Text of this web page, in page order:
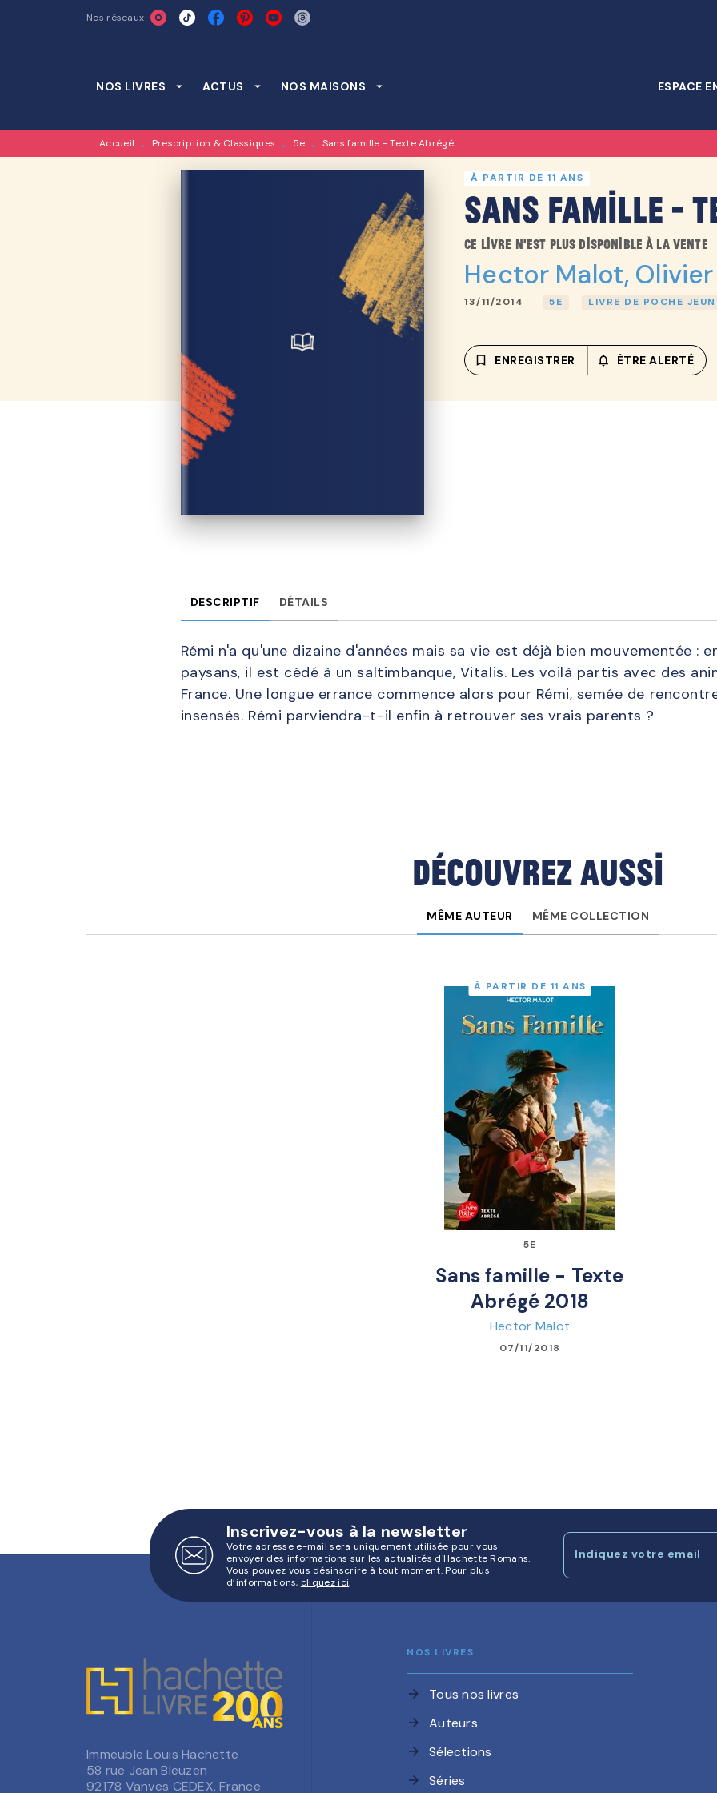
RECHERCHE CONTENU
Nos réseaux
NOS LIVRES arrow_drop_down ACTUS arrow_drop_down NOS MAISONS arrow_drop_down ESPACE
Accueil • Prescription & Classiques • 5e • Sans famille - Texte Abrégé
À PARTIR DE 11 ANS
Sans famille -
Ce livre n'est plus disponible à la vente
Hector Malot,
13/11/2014 5E LIVRE DE POCHE
bookmark_border ENREGISTRER ÊTRE ALERTÉ
DESCRIPTIF DÉTAILS
Rémi n'a qu'une dizaine d'années mais sa vie est déjà bien mouvementée :
paysans, il est cédé à un saltimbanque, Vitalis. Les voilà partis avec des
France. Une longue errance commence alors pour Rémi, semée de
insensés. Rémi parviendra-t-il enfin à retrouver ses vrais parents ?
Découvrez aussi
MÊME AUTEUR MÊME COLLECTION
À PARTIR DE 11 ANS
5E
Sans famille - Texte
Abrégé 2018
Hector Malot
07/11/2018
Inscrivez-vous à la newsletter
Votre adresse e-mail sera uniquement utilisée pour vous
envoyer des informations sur les actualités d'Hachette Romans.
Vous pouvez vous désinscrire à tout moment. Pour plus
d’informations, cliquez ici.
Indiquez votre email
Immeuble Louis Hachette
58 rue Jean Bleuzen
92178 Vanves CEDEX, France
NOS LIVRES
arrow_forward Tous nos livres
arrow_forward Auteurs
arrow_forward Sélections
arrow_forward Séries